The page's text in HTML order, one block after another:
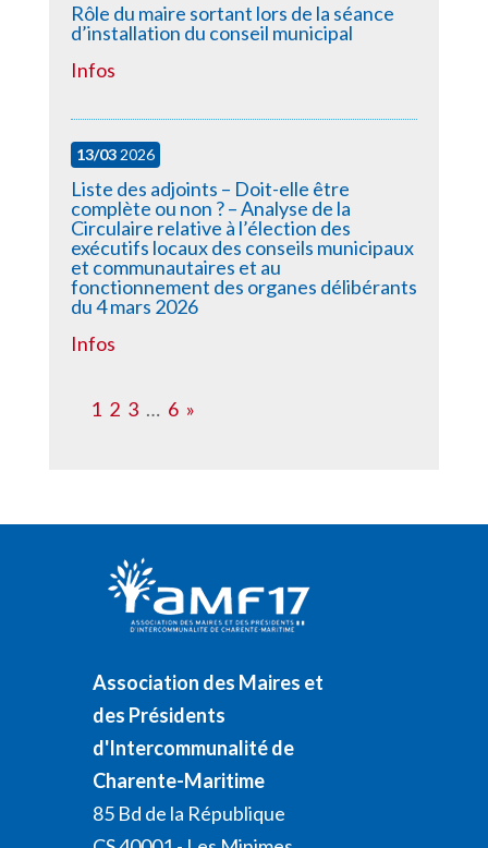
Rôle du maire sortant lors de la séance
d’installation du conseil municipal
Infos
13/032026
Liste des adjoints – Doit-elle être
complète ou non ? – Analyse de la
Circulaire relative à l’élection des
exécutifs locaux des conseils municipaux
et communautaires et au
fonctionnement des organes délibérants
du 4 mars 2026
Infos
1 2 3 … 6 »
Association des Maires et
des Présidents
d'Intercommunalité de
Charente-Maritime
85 Bd de la République